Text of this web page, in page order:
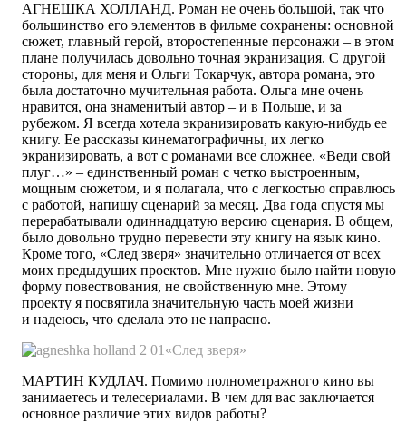
АГНЕШКА ХОЛЛАНД. Роман не очень большой, так что
большинство его элементов в фильме сохранены: основной
сюжет, главный герой, второстепенные персонажи – в этом
плане получилась довольно точная экранизация. С другой
стороны, для меня и Ольги Токарчук, автора романа, это
была достаточно мучительная работа. Ольга мне очень
нравится, она знаменитый автор – и в Польше, и за
рубежом. Я всегда хотела экранизировать какую-нибудь ее
книгу. Ее рассказы кинематографичны, их легко
экранизировать, а вот с романами все сложнее. «Веди свой
плуг…» – единственный роман с четко выстроенным,
мощным сюжетом, и я полагала, что с легкостью справлюсь
с работой, напишу сценарий за месяц. Два года спустя мы
перерабатывали одиннадцатую версию сценария. В общем,
было довольно трудно перевести эту книгу на язык кино.
Кроме того, «След зверя» значительно отличается от всех
моих предыдущих проектов. Мне нужно было найти новую
форму повествования, не свойственную мне. Этому
проекту я посвятила значительную часть моей жизни
и надеюсь, что сделала это не напрасно.
«След зверя»
МАРТИН КУДЛАЧ. Помимо полнометражного кино вы
занимаетесь и телесериалами. В чем для вас заключается
основное различие этих видов работы?